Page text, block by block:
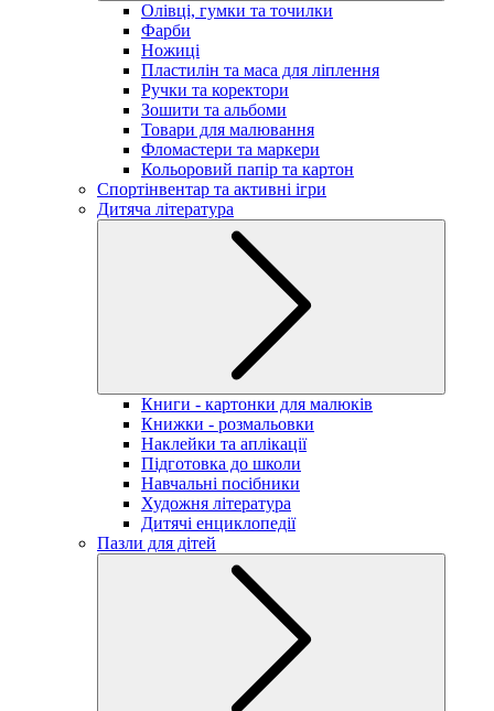
Олівці, гумки та точилки
Фарби
Ножиці
Пластилін та маса для ліплення
Ручки та коректори
Зошити та альбоми
Товари для малювання
Фломастери та маркери
Кольоровий папір та картон
Спортінвентар та активні ігри
Дитяча література
Книги - картонки для малюків
Книжки - розмальовки
Наклейки та аплікації
Підготовка до школи
Навчальні посібники
Художня література
Дитячі енциклопедії
Пазли для дітей